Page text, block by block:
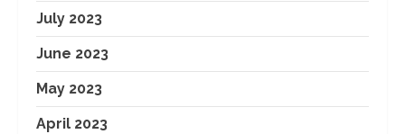
July 2023
June 2023
May 2023
April 2023